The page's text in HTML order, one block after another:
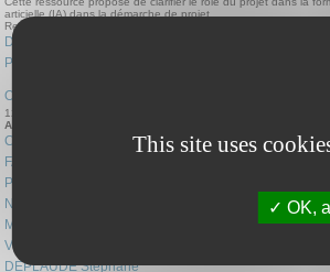
articielle (IA) dans la démarche de projet
Ressource pédagogique
Document d'accompagnement
Projet
Outil d'aide à l'écriture d'une progression pédagogique
12 Mar 2025
Auteur(s):
CHIARBONELLO Patrice
FAUCONNET David
PETINON Daniel
NALLET Laurent
MATHIEU Tiphaine
VIALLEFONT Xavier
DEPLAUDE Stéphane
This site uses
OK,